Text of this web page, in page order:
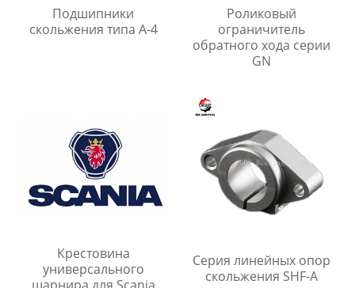
Подшипники
скольжения типа A-4
Роликовый
ограничитель
обратного хода серии
GN
Крестовина
универсального
Серия линейных опор
скольжения SHF-A